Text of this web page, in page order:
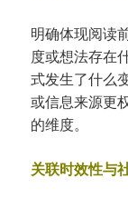
明确体现阅读
度或想法存在
式发生了什么
或信息来源更
的维度。
关联时效性与